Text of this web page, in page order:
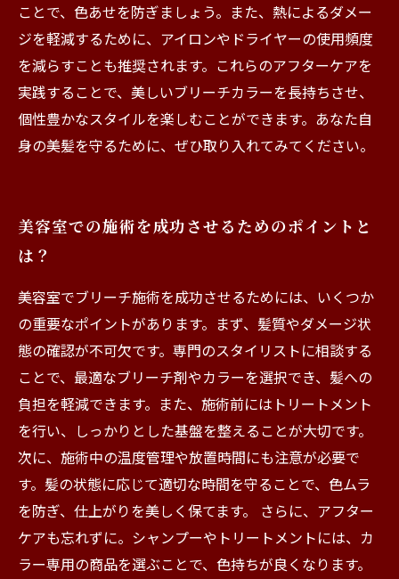
ことで、色あせを防ぎましょう。また、熱によるダメー
ジを軽減するために、アイロンやドライヤーの使用頻度
を減らすことも推奨されます。これらのアフターケアを
実践することで、美しいブリーチカラーを長持ちさせ、
個性豊かなスタイルを楽しむことができます。あなた自
身の美髪を守るために、ぜひ取り入れてみてください。
美容室での施術を成功させるためのポイントと
は？
美容室でブリーチ施術を成功させるためには、いくつか
の重要なポイントがあります。まず、髪質やダメージ状
態の確認が不可欠です。専門のスタイリストに相談する
ことで、最適なブリーチ剤やカラーを選択でき、髪への
負担を軽減できます。また、施術前にはトリートメント
を行い、しっかりとした基盤を整えることが大切です。
次に、施術中の温度管理や放置時間にも注意が必要で
す。髪の状態に応じて適切な時間を守ることで、色ムラ
を防ぎ、仕上がりを美しく保てます。 さらに、アフター
ケアも忘れずに。シャンプーやトリートメントには、カ
ラー専用の商品を選ぶことで、色持ちが良くなります。